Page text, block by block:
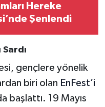
Hereke
Şenlendi
Sardı
gençlere yönelik
biri olan EnFest’i
başlattı. 19 Mayıs